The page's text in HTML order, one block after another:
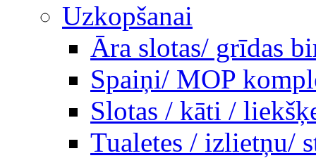
Uzkopšanai
Āra slotas/ grīdas
Spaiņi/ MOP
Slotas / kāti /
Tualetes / izlietņu/